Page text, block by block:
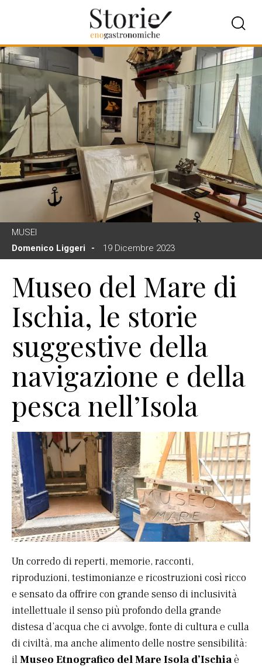
MUSEI
Domenico Liggeri
19 Dicembre 2023
Museo del Mare di
Ischia, le storie
suggestive della
navigazione e della
pesca nell’Isola
Un corredo di reperti, memorie, racconti,
riproduzioni, testimonianze e ricostruzioni così ricco
e sensato da offrire con grande senso di inclusività
intellettuale il senso più profondo della grande
distesa d’acqua che ci avvolge, fonte di cultura e culla
di civiltà, ma anche alimento delle nostre sensibilità:
ilMuseo Etnografico del Mare Isola d’Ischiaè